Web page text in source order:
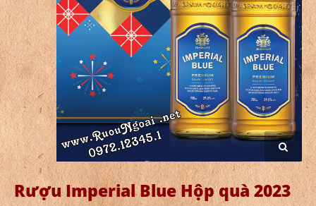
Rượu Imperial Blue Hộp quà 2023